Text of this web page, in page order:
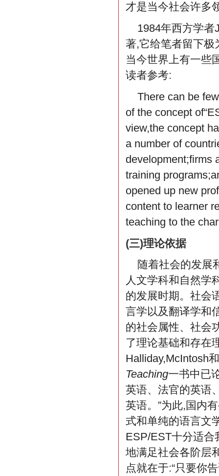
才是当今社会许多
1984年西方学者
著,它给笔者留下极
当今世界上有一些
读者参考:
There can be
of the concept
view,the concept
a number of
development;firms
training
opened up new
content to learner
teaching to the
(三)理论依据
随着社会的发展
人文学科和自然学
的发展时期。社会
言学以及翻译学和
的社会属性、社会
了理论基础和存在
Halliday,McIntosh
Teaching一书中已
英语、法官的英语
英语。”为此,国内
式和单纯的语言文
ESP/EST十分适合
地满足社会各阶层
点就在于:“只要你